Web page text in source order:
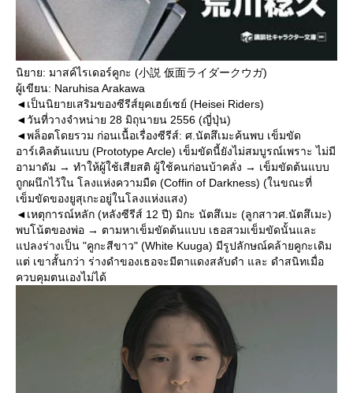
นิยาย: มาสค์ไรเดอร์คูกะ (小説 仮面ライダークウガ)
ผู้เขียน: Naruhisa Arakawa
◄เป็นนิยายเสริมของซีรีส์ยุคเฮย์เซย์ (Heisei Riders)
◄วันที่วางจำหน่าย 28 มิถุนายน 2556 (ญี่ปุ่น)
◄พล็อตโดยรวม ก่อนเนื้อเรื่องซีรีส์: ศ.นัตสึเมะค้นพบ เข็มขัด
อาร์เคิลต้นแบบ (Prototype Arcle) เข็มขัดนี้ยังไม่สมบูรณ์เพราะ ไม่มี
อามาดัม → ทำให้ผู้ใช้เสียสติ ผู้ใช้คนก่อนบ้าคลั่ง → เข็มขัดต้นแบบ
ถูกผนึกไว้ใน โลงแห่งความมืด (Coffin of Darkness) (ในขณะที่
เข็มขัดของยูสุเกะอยู่ในโลงแห่งแสง)
◄เหตุการณ์หลัก (หลังซีรีส์ 12 ปี) มิกะ นัตสึเมะ (ลูกสาวศ.นัตสึเมะ)
พบโน้ตของพ่อ → ตามหาเข็มขัดต้นแบบ เธอสวมเข็มขัดนั้นและ
แปลงร่างเป็น "คูกะสีขาว" (White Kuuga) มีรูปลักษณ์คล้ายคูกะเดิม
แต่ เขาสั้นกว่า ร่างดำของเธอจะมีตาแดงสลับดำ และ ดำสนิทเมื่อ
ควบคุมตนเองไม่ได้